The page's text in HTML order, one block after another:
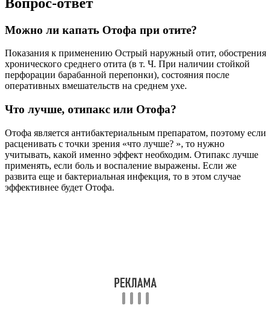
Можно ли капать Отофа при отите?
Показания к применению Острый наружный отит, обострения
хронического среднего отита (в т. Ч. При наличии стойкой
перфорации барабанной перепонки), состояния после
оперативных вмешательств на среднем ухе.
Что лучше, отипакс или Отофа?
Отофа является антибактериальным препаратом, поэтому если
расценивать с точки зрения «что лучше? », то нужно
учитывать, какой именно эффект необходим. Отипакс лучше
применять, если боль и воспаление выражены. Если же
развита еще и бактериальная инфекция, то в этом случае
эффективнее будет Отофа.